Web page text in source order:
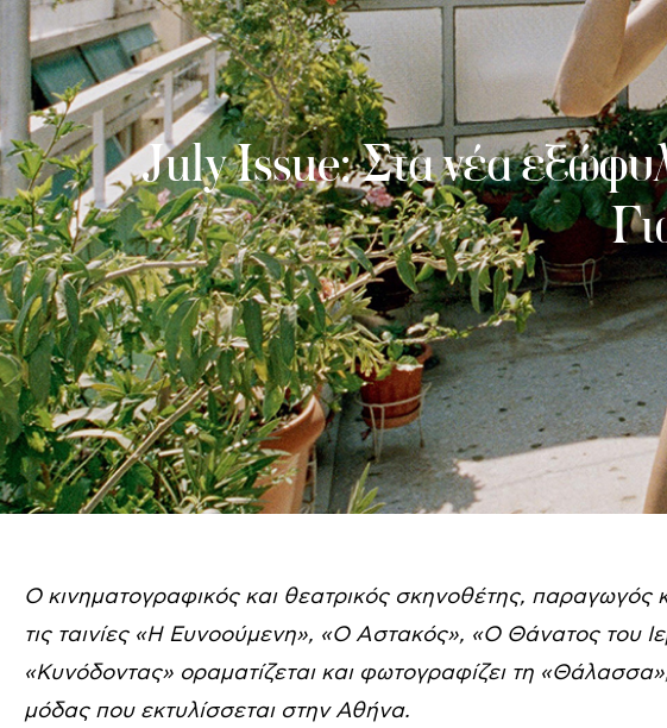
July Issue: Στα νέα
Ο κινηματογραφικός και θεατρικός σκηνοθέτης, παραγωγός
τις ταινίες «Η Ευνοούµενη», «Ο Αστακός», «Ο Θάνατος του
«Κυνόδοντας» οραματίζεται και φωτογραφίζει τη
μόδας που εκτυλίσσεται στην Αθήνα.